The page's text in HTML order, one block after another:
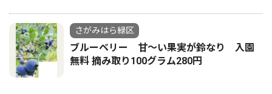
さがみはら緑区
ブルーベリー 甘〜い果実が鈴なり 入園
無料 摘み取り100グラム280円